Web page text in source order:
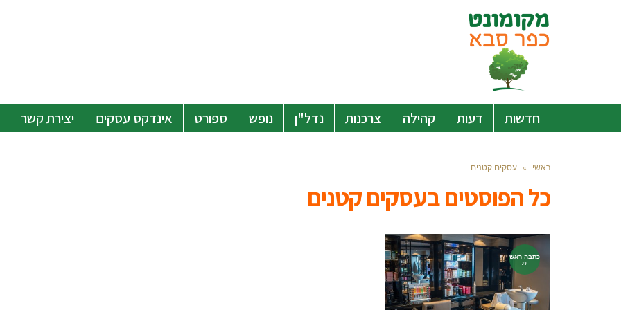
חדשות דעות קהילה צרכנות נדל"ן נופש ספורט אינדקס עסקים יצירת קשר
ראשי » עסקים קטנים
כל הפוסטים בעסקים קטנים
כתבה ראש
ית